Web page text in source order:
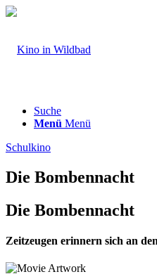
Suche
Menü Menü
Schulkino
Die Bombennacht
Die Bombennacht
Zeitzeugen erinnern sich an